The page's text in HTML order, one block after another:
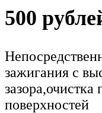
500
зажигания с
поверхностей